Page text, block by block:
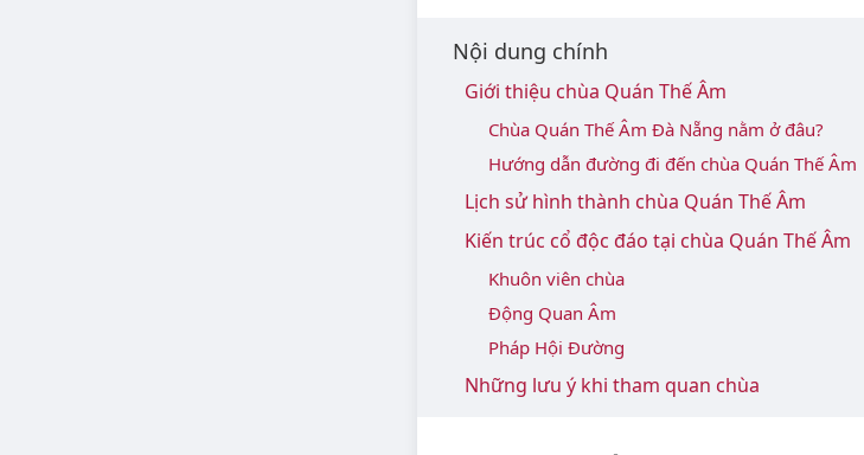
Nội dung chính
Giới thiệu chùa Quán Thế Âm
Chùa Quán Thế Âm Đà Nẵng nằm ở đâu?
Hướng dẫn đường đi đến chùa Quán Thế Âm
Lịch sử hình thành chùa Quán Thế Âm
Kiến trúc cổ độc đáo tại chùa Quán Thế Âm
Khuôn viên chùa
Động Quan Âm
Pháp Hội Đường
Những lưu ý khi tham quan chùa